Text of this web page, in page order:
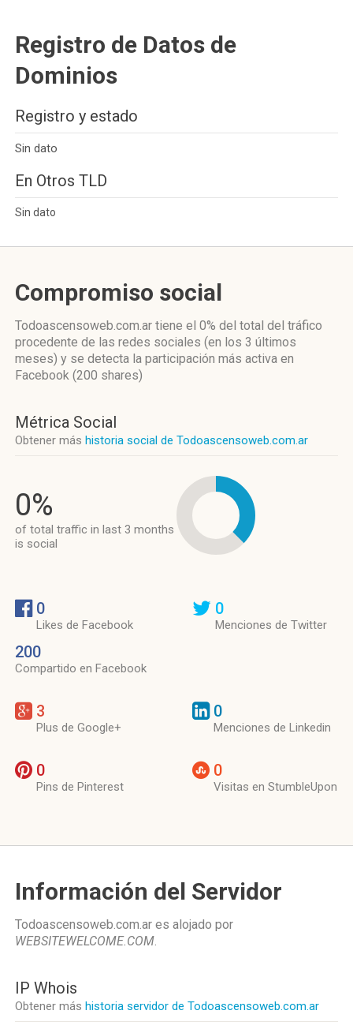
Registro de Datos de
Dominios
Registro y estado
Sin dato
En Otros TLD
Sin dato
Compromiso social
Todoascensoweb.com.ar tiene el 0% del total del tráfico
procedente de las redes sociales (en los 3 últimos
meses) y se detecta la participación más activa en
Facebook (200 shares)
Métrica Social
Obtener más historia social de Todoascensoweb.com.ar
0%
of total traffic in last 3 months
is social
0
Likes de Facebook
200
Compartido en Facebook
0
Menciones de Twitter
3
Plus de Google+
0
Menciones de Linkedin
0
Pins de Pinterest
0
Visitas en StumbleUpon
Información del Servidor
Todoascensoweb.com.ar es alojado por
WEBSITEWELCOME.COM.
IP Whois
Obtener más historia servidor de Todoascensoweb.com.ar